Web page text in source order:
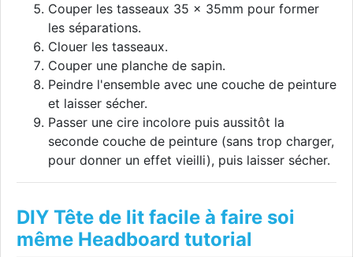
Couper les tasseaux 35 x 35mm pour former
les séparations.
Clouer les tasseaux.
Couper une planche de sapin.
Peindre l'ensemble avec une couche de peinture
et laisser sécher.
Passer une cire incolore puis aussitôt la
seconde couche de peinture (sans trop charger,
pour donner un effet vieilli), puis laisser sécher.
DIY Tête de lit facile à faire soi
même Headboard tutorial